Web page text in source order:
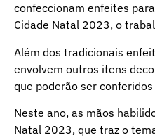
confeccionam enfeites
Cidade Natal 2023, o
Além dos tradicionais
envolvem outros itens
que poderão ser
Neste ano, as mãos
Natal 2023, que traz o